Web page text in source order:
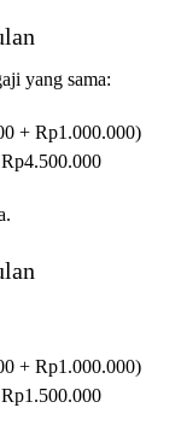
yang sama:
+ Rp1.000.000)
+ Rp1.000.000)